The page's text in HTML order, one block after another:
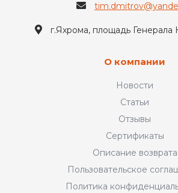
г.Яхрома, площадь Генерала
О компании
Новости
Статьи
Отзывы
Сертификаты
Описание возврата
Пользовательское
Политика